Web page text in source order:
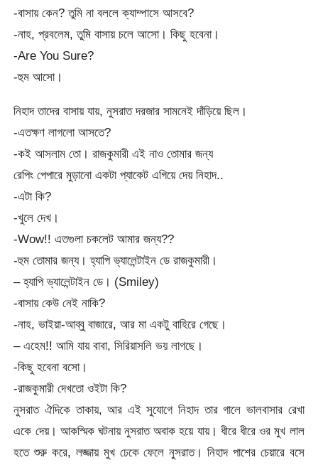
-বাসায় কেন? তুমি না বললে ক্যাম্পাসে আসবে?
-নাহ, প্রবলেম, তুমি বাসায় চলে আসো। কিছু হবেনা।
-Are You Sure?
-হুম আসো।
নিহাদ তাদের বাসায় যায়, নুসরাত দরজার সামনেই দাঁড়িয়ে ছিল।
-এতক্ষণ লাগলো আসতে?
-কই আসলাম তো। রাজকুমারী এই নাও তোমার জন্য
রেপিং পেপারে মুড়ানো একটা প্যাকেট এগিয়ে দেয় নিহাদ..
-এটা কি?
-খুলে দেখ।
-Wow!! এতগুলা চকলেট আমার জন্য??
-হুম তোমার জন্য। হ্যাপি ভ্যালেন্টাইন ডে রাজকুমারী।
– হ্যাপি ভ্যালেন্টাইন ডে। (Smiley)
-বাসায় কেউ নেই নাকি?
-নাহ, ভাইয়া-আব্বু বাজারে, আর মা একটু বাহিরে গেছে।
– এহেম!! আমি যায় বাবা, সিরিয়াসলি ভয় লাগছে।
-কিছু হবেনা বসো।
-রাজকুমারী দেখতো ওইটা কি?
নুসরাত ঐদিকে তাকায়, আর এই সুযোগে নিহাদ তার গালে ভালবাসার রেখা
একে দেয়। আকস্মিক ঘটনায় নুসরাত অবাক হয়ে যায়। ধীরে ধীরে ওর মুখ লাল
হতে শুরু করে, লজ্জায় মুখ ঢেকে ফেলে নুসরাত। নিহাদ পাশের চেয়ারে বসে